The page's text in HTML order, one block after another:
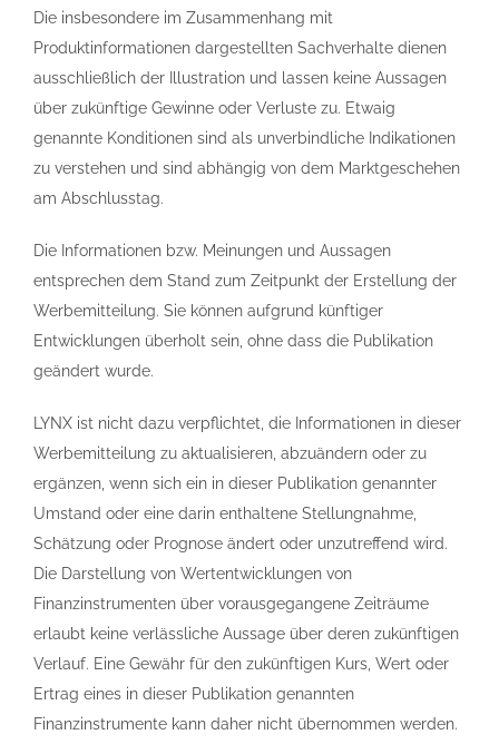
Die insbesondere im Zusammenhang mit
Produktinformationen dargestellten Sachverhalte dienen
ausschließlich der Illustration und lassen keine Aussagen
über zukünftige Gewinne oder Verluste zu. Etwaig
genannte Konditionen sind als unverbindliche Indikationen
zu verstehen und sind abhängig von dem Marktgeschehen
am Abschlusstag.
Die Informationen bzw. Meinungen und Aussagen
entsprechen dem Stand zum Zeitpunkt der Erstellung der
Werbemitteilung. Sie können aufgrund künftiger
Entwicklungen überholt sein, ohne dass die Publikation
geändert wurde.
LYNX ist nicht dazu verpflichtet, die Informationen in dieser
Werbemitteilung zu aktualisieren, abzuändern oder zu
ergänzen, wenn sich ein in dieser Publikation genannter
Umstand oder eine darin enthaltene Stellungnahme,
Schätzung oder Prognose ändert oder unzutreffend wird.
Die Darstellung von Wertentwicklungen von
Finanzinstrumenten über vorausgegangene Zeiträume
erlaubt keine verlässliche Aussage über deren zukünftigen
Verlauf. Eine Gewähr für den zukünftigen Kurs, Wert oder
Ertrag eines in dieser Publikation genannten
Finanzinstrumente kann daher nicht übernommen werden.